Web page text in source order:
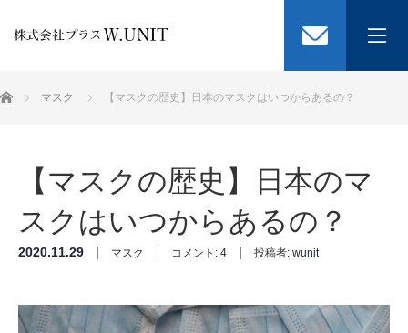
選ばれる3つの理由
ブログ
会社概要
お問い合わせ
ホーム マスク 【マスクの歴史】日本のマスクはいつからあるの？
【マスクの歴史】日本のマ
スクはいつからあるの？
2020.11.29 マスク コメント: 4 投稿者: wunit